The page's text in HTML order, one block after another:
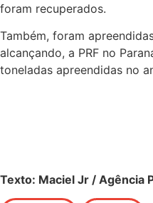
foram recuperados.
Também, foram
alcançando, a PRF no
toneladas apreendidas no
Texto: Maciel Jr / Agência